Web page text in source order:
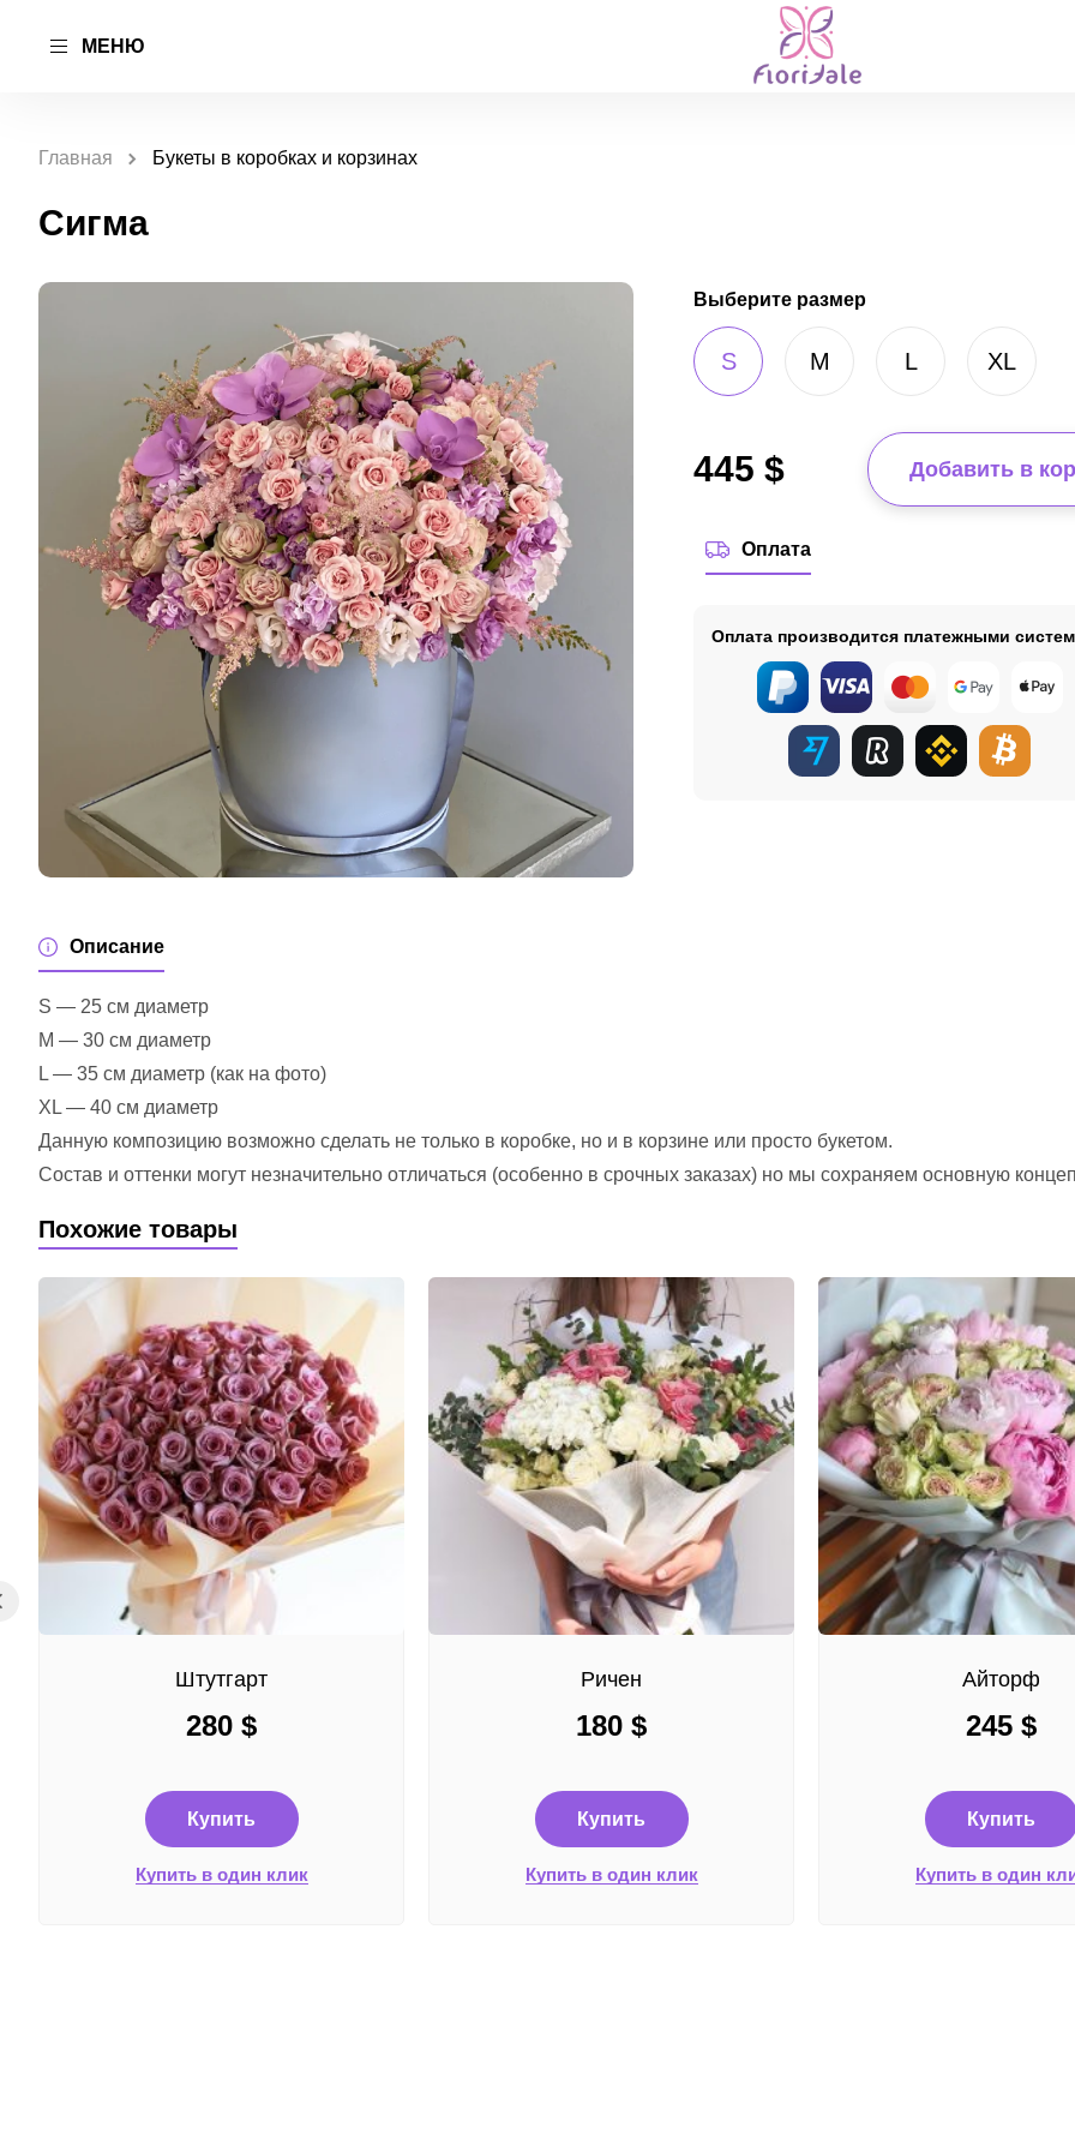
МЕНЮ
Главная Букеты в коробках и корзинах
Сигма
Выберите размер
S M L XL
445 $ Добавить в
Оплата
Оплата производится платежными
Описание
S — 25 см диаметр
M — 30 см диаметр
L — 35 см диаметр (как на фото)
XL — 40 см диаметр
Данную композицию возможно сделать не только в коробке, но и в корзине или просто букетом.
Состав и оттенки могут незначительно отличаться (особенно в срочных заказах) но мы сохраняем основную
Похожие товары
Штутгарт
280 $
Купить
Купить в один клик
Ричен
180 $
Купить
Купить в один клик
Айторф
245 $
Купить
Купить в один